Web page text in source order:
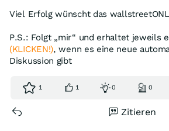
Viel Erfolg wünscht das
P.S.: Folgt „mir“ und erhaltet jeweils
(KLICKEN!), wenn es eine neue
Diskussion gibt
1 1 0 0
Zitieren